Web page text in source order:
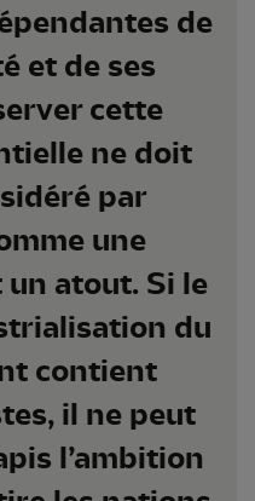
de
et de ses
cette
ne doit
par
une
un atout. Si le
du
contient
il ne peut
l’ambition